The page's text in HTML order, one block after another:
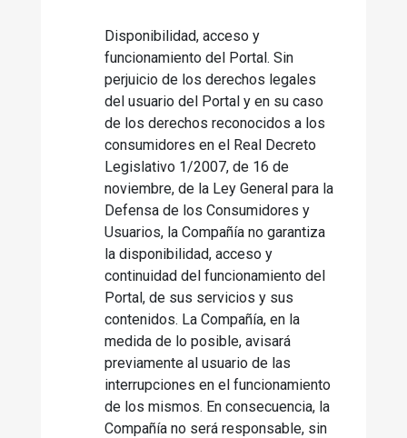
Disponibilidad, acceso y
funcionamiento del Portal. Sin
perjuicio de los derechos legales
del usuario del Portal y en su caso
de los derechos reconocidos a los
consumidores en el Real Decreto
Legislativo 1/2007, de 16 de
noviembre, de la Ley General para la
Defensa de los Consumidores y
Usuarios, la Compañía no garantiza
la disponibilidad, acceso y
continuidad del funcionamiento del
Portal, de sus servicios y sus
contenidos. La Compañía, en la
medida de lo posible, avisará
previamente al usuario de las
interrupciones en el funcionamiento
de los mismos. En consecuencia, la
Compañía no será responsable, sin